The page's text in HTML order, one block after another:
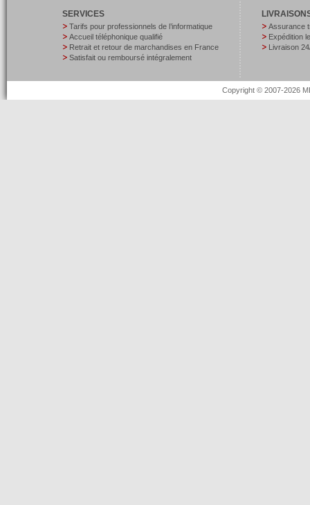
SERVICES
Tarifs pour professionnels de l’informatique
Accueil téléphonique qualifié
Retrait et retour de marchandises en France
Satisfait ou remboursé intégralement
Assurance
Expédition
Livraison
Copyright © 2007-2026